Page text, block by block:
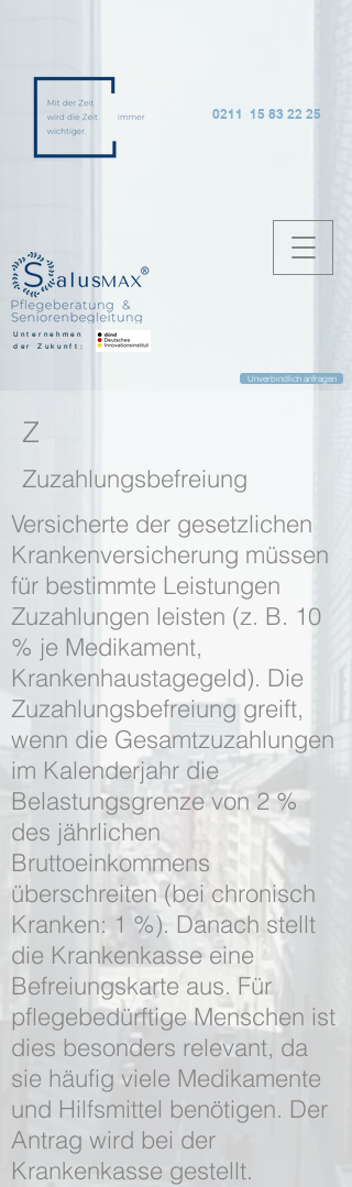
0211 15 83 22 25
Unternehmen
der Zukunft:
Unverbindlich anfragen
Z
Zuzahlungsbefreiung
Versicherte der gesetzlichen
Krankenversicherung müssen
für bestimmte Leistungen
Zuzahlungen leisten (z. B. 10
% je Medikament,
Krankenhaus­tagegeld). Die
Zuzahlungsbefreiung greift,
wenn die Gesamtzuzahlungen
im Kalenderjahr die
Belastungsgrenze von 2 %
des jährlichen
Bruttoeinkommens
überschreiten (bei chronisch
Kranken: 1 %). Danach stellt
die Krankenkasse eine
Befreiungskarte aus. Für
pflegebedürftige Menschen ist
dies besonders relevant, da
sie häufig viele Medikamente
und Hilfsmittel benötigen. Der
Antrag wird bei der
Krankenkasse gestellt.